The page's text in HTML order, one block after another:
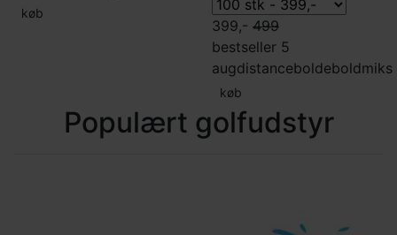
køb
399,- 499
bestseller 5
augdistanceboldeboldmiks
køb
Populært golfudstyr